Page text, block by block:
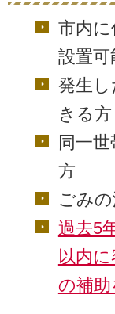
市内
設置可
発生
きる方
同一
方
ごみ
過去5
以内に
の補助